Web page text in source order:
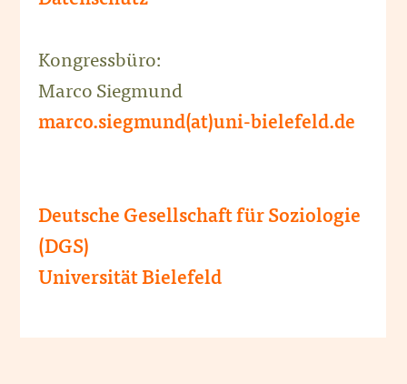
Kongressbüro:
Marco Siegmund
marco.siegmund(at)uni-bielefeld.de
Deutsche Gesellschaft für Soziologie
(DGS)
Universität Bielefeld